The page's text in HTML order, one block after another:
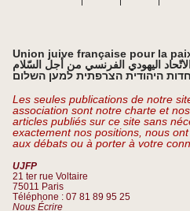
Union juive française pour la
الاتّحاد اليهودي الفرنسي من أجل السّلام
היהודית הצרפתית למען השלום
Les seules publications de notre
association sont notre charte et
articles publiés sur ce site sans
exactement nos positions, nous
aux débats ou à porter à votre
UJFP
21 ter rue Voltaire
75011 Paris
Téléphone : 07 81 89 95 25
Nous Écrire